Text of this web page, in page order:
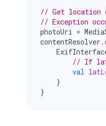
// Get location
// Exception
photoUri =
contentResolver .
// If
val
}
}